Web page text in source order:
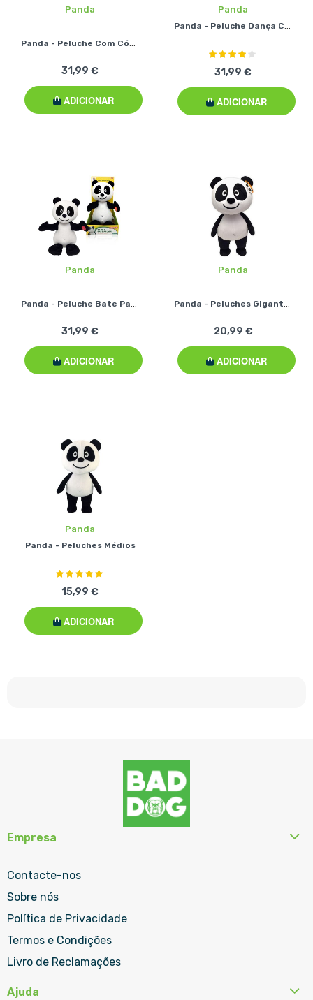
Panda
Panda - Peluche Com Cócegas
31,99 €
ADICIONAR
Panda
Panda - Peluche Dança Comigo
Classificação:
31,99 €
ADICIONAR
Panda
Panda - Peluche Bate Palmas
31,99 €
ADICIONAR
Panda
Panda - Peluches Gigantes
20,99 €
ADICIONAR
Panda
Panda - Peluches Médios
Classificação:
15,99 €
ADICIONAR
Empresa
Contacte-nos
Sobre nós
Política de Privacidade
Termos e Condições
Livro de Reclamações
Ajuda